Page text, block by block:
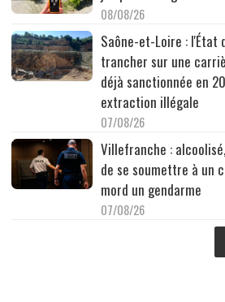
08/08/26
Saône-et-Loire : l'État
trancher sur une
déjà sanctionnée en
extraction illégale
07/08/26
Villefranche :
de se soumettre à un
mord un gendarme
07/08/26